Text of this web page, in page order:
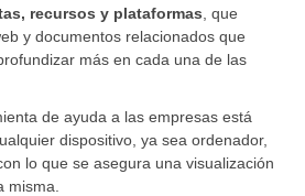
recursos y plataformas , que
y documentos relacionados que
más en cada una de las
de ayuda a las empresas está
dispositivo, ya sea ordenador,
lo que se asegura una visualización
misma.